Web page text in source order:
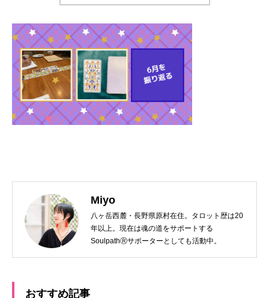
Miyo
八ヶ岳西麓・長野県原村在住。タロット歴は20
年以上。現在は魂の道をサポートする
SoulpathⓇサポーターとしても活動中。
おすすめ記事